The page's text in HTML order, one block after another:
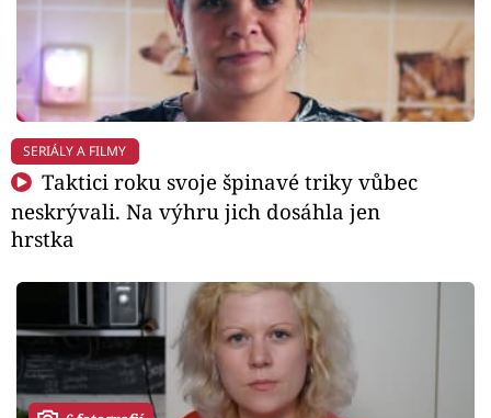
SERIÁLY A FILMY
Taktici roku svoje špinavé triky vůbec
neskrývali. Na výhru jich dosáhla jen
hrstka